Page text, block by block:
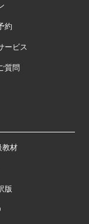
約
ービス
質問
教材
版